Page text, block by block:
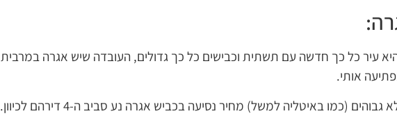
היא עיר כל כך חדשה עם תשתית וכבישים כל כך גדולים, העובדה שיש אגרה במרבית
אותי.
מחירי האגרה לא גבוהים (כמו באיטליה למשל) מחיר נסיעה בכביש אגרה נע סביב ה-4 דירהם לכיוון.